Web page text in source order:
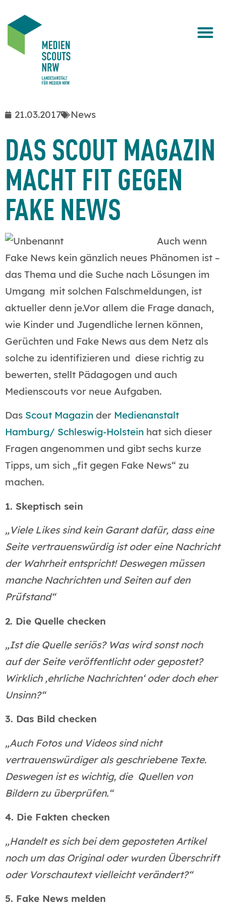
21.03.2017 News
DAS SCOUT MAGAZIN
MACHT FIT GEGEN
FAKE NEWS
Auch wenn
Fake News kein gänzlich neues Phänomen ist –
das Thema und die Suche nach Lösungen im
Umgang mit solchen Falschmeldungen, ist
aktueller denn je.Vor allem die Frage danach,
wie Kinder und Jugendliche lernen können,
Gerüchten und Fake News aus dem Netz als
solche zu identifizieren und diese richtig zu
bewerten, stellt Pädagogen und auch
Medienscouts vor neue Aufgaben.
Das Scout Magazin der Medienanstalt
Hamburg/ Schleswig-Holstein hat sich dieser
Fragen angenommen und gibt sechs kurze
Tipps, um sich „fit gegen Fake News“ zu
machen.
1. Skeptisch sein
„Viele Likes sind kein Garant dafür, dass eine
Seite vertrauenswürdig ist oder eine Nachricht
der Wahrheit entspricht! Deswegen müssen
manche Nachrichten und Seiten auf den
Prüfstand“
2. Die Quelle checken
„Ist die Quelle seriös? Was wird sonst noch
auf der Seite veröffentlicht oder gepostet?
Wirklich ‚ehrliche Nachrichten‘ oder doch eher
Unsinn?“
3. Das Bild checken
„Auch Fotos und Videos sind nicht
vertrauenswürdiger als geschriebene Texte.
Deswegen ist es wichtig, die Quellen von
Bildern zu überprüfen.“
4. Die Fakten checken
„Handelt es sich bei dem geposteten Artikel
noch um das Original oder wurden Überschrift
oder Vorschautext vielleicht verändert?“
5. Fake News melden